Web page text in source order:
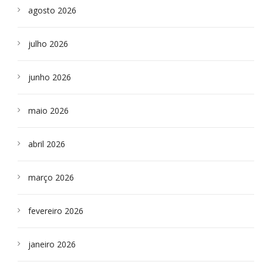
agosto 2026
julho 2026
junho 2026
maio 2026
abril 2026
março 2026
fevereiro 2026
janeiro 2026